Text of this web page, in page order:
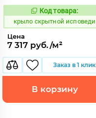
839410
Код товара:
крыло скрытной исповеди
Цена
7 317 руб./м²
Заказ в 1 клик
В корзину